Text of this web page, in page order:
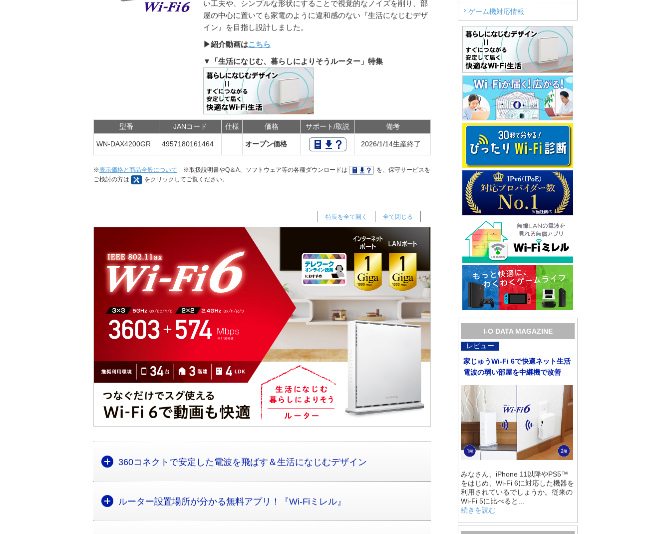
い工夫や、シンプルな形状にすることで視覚的なノイズを削り、部
屋の中心に置いても家電のように違和感のない『生活になじむデザ
イン』を目指し設計しました。
▶紹介動画はこちら
▼「生活になじむ、暮らしによりそうルーター」特集
型番 JANコード 仕様 価格 サポート/取説 備考
WN-DAX4200GR 4957180161464 オープン価格 2026/1/14生産終了
※表示価格と商品全般について ※取扱説明書やQ＆A、ソフトウェア等の各種ダウンロードは
を、保守サービスを
ご検討の方は
をクリックしてご覧ください。
全て閉じる
特長を全て開く
360コネクトで安定した電波を飛ばす＆生活になじむデザイン
ルーター設置場所が分かる無料アプリ！『Wi-Fiミレル』
ゲーム機対応情報
I-O DATA MAGAZINE
レビュー
家じゅうWi-Fi 6で快適ネット生活
電波の弱い部屋を中継機で改善
みなさん、iPhone 11以降やPS5™
をはじめ、Wi-Fi 6に対応した機器を
利用されているでしょうか。従来の
Wi-Fi 5に比べると...
続きを読む